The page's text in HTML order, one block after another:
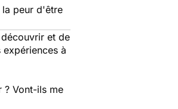
peur d'être
et de
à
? Vont-ils me